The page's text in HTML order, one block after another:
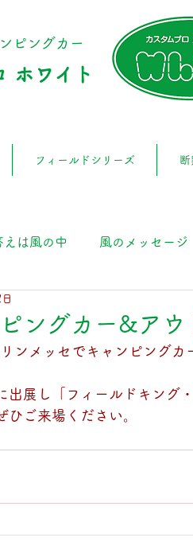
ピングカー
ホワイト
フィールドシリーズ
えは風の中 風のメッセージ
ングカー&アウ
ンメッセでキャンピングカ
出展し「フィールドキング
ひご来場ください。